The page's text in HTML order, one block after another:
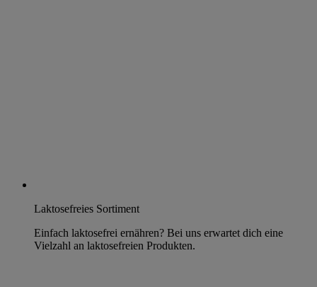
Laktosefreies Sortiment
Einfach laktosefrei ernähren? Bei uns erwartet dich eine
Vielzahl an laktosefreien Produkten.